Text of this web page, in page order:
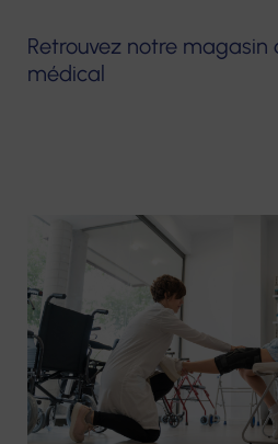
Retrouvez notre magasin
médical